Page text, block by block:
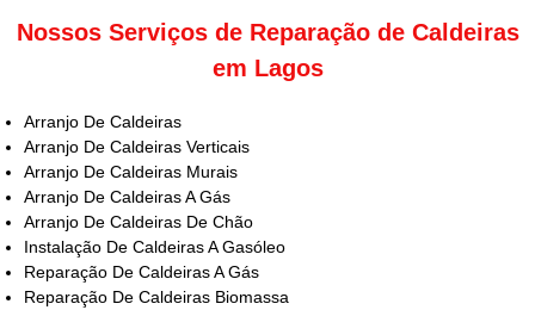
Nossos Serviços de Reparação de Caldeiras
em Lagos
Arranjo De Caldeiras
Arranjo De Caldeiras Verticais
Arranjo De Caldeiras Murais
Arranjo De Caldeiras A Gás
Arranjo De Caldeiras De Chão
Instalação De Caldeiras A Gasóleo
Reparação De Caldeiras A Gás
Reparação De Caldeiras Biomassa